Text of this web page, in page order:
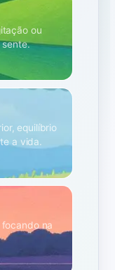
ou
sente.
equilíbrio
a vida.
na